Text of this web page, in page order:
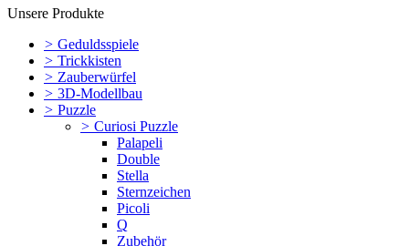
Unsere Produkte
> Geduldsspiele
> Trickkisten
> Zauberwürfel
> 3D-Modellbau
> Puzzle
> Curiosi Puzzle
Palapeli
Double
Stella
Sternzeichen
Picoli
Q
Zubehör